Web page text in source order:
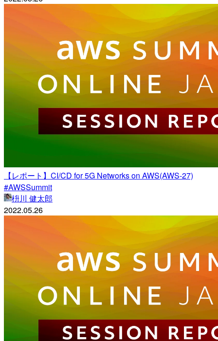
【レポート】CI/CD for 5G Networks on AWS(AWS-27)
#AWSSummit
枡川 健太郎
2022.05.26